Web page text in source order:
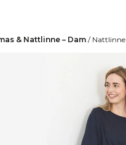
& Nattlinne – Dam/